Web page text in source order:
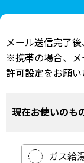
メール送信完了
※携帯の場合、メ
許可設定をお願い
現在お使いのも
ガス給